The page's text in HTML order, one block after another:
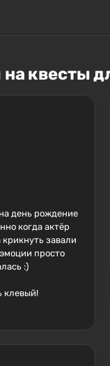
квесты
день рождение
когда актёр
завали
просто
:)
клевый!